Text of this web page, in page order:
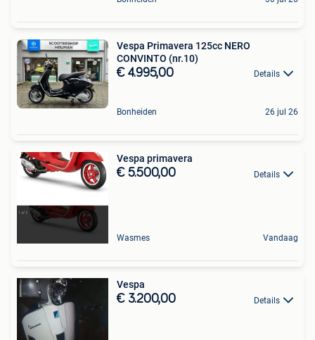
Vespa Primavera 125cc NERO
CONVINTO (nr.10)
€ 4.995,00 Details
Bonheiden 26 jul 26
Vespa primavera
€ 5.500,00 Details
Wasmes Vandaag
Vespa
€ 3.200,00 Details